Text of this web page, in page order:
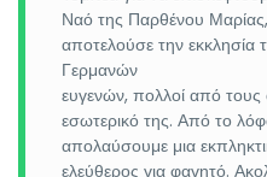
Ναό της Παρθένου
αποτελούσε την εκκλησία
Γερμανών
ευγενών, πολλοί από τους
εσωτερικό της. Από το
απολαύσουμε μια
ελεύθερος για φαγητό.